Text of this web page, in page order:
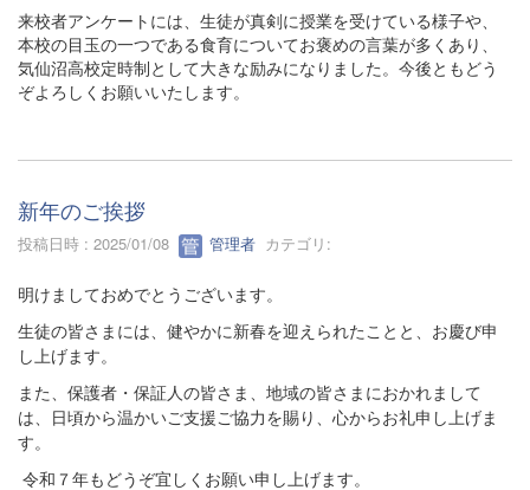
来校者アンケートには、生徒が真剣に授業を受けている様子や、
本校の目玉の一つである食育についてお褒めの言葉が多くあり、
気仙沼高校定時制として大きな励みになりました。今後ともどう
ぞよろしくお願いいたします。
新年のご挨拶
投稿日時 : 2025/01/08 管理者 カテゴリ:
明けましておめでとうございます。
生徒の皆さまには、健やかに新春を迎えられたことと、お慶び申
し上げます。
また、保護者・保証人の皆さま、地域の皆さまにおかれまして
は、日頃から温かいご支援ご協力を賜り、心からお礼申し上げま
す。
令和７年もどうぞ宜しくお願い申し上げます。